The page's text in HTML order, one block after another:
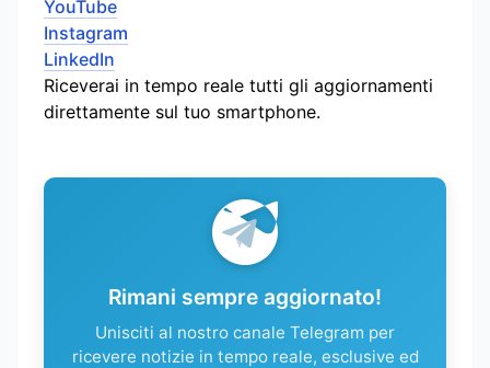
YouTube
Instagram
LinkedIn
Riceverai in tempo reale tutti gli aggiornamenti
direttamente sul tuo smartphone.
Rimani sempre aggiornato!
Unisciti al nostro canale Telegram per
ricevere notizie in tempo reale, esclusive ed